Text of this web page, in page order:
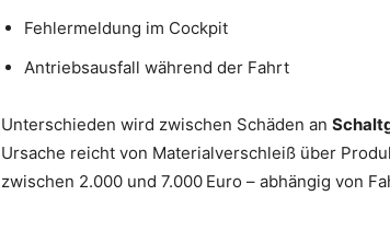
Fehlermeldung im Cockpit
Antriebsausfall während der Fahrt
Unterschieden wird zwischen Schäden an
Ursache reicht von Materialverschleiß über
zwischen 2.000 und 7.000 Euro – abhängig von